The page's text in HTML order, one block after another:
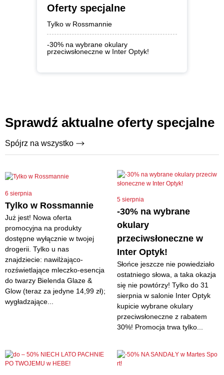
Oferty specjalne
Tylko w Rossmannie
-30% na wybrane okulary
przeciwsłoneczne w Inter Optyk!
Sprawdź aktualne oferty specjalne
Spójrz na wszystko
6 sierpnia
Tylko w Rossmannie
Już jest! Nowa oferta
promocyjna na produkty
dostępne wyłącznie w twojej
drogerii. Tylko u nas
znajdziecie: nawilżająco-
rozświetlające mleczko-esencja
do twarzy Bielenda Glaze &
Glow (teraz za jedyne 14,99 zł);
wygładzające...
5 sierpnia
-30% na wybrane
okulary
przeciwsłoneczne w
Inter Optyk!
Słońce jeszcze nie powiedziało
ostatniego słowa, a taka okazja
się nie powtórzy! Tylko do 31
sierpnia w salonie Inter Optyk
kupicie wybrane okulary
przeciwsłoneczne z rabatem
30%! Promocja trwa tylko...